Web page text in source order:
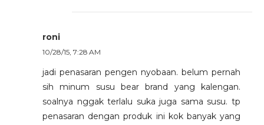
roni
10/28/15, 7:28 AM
jadi penasaran pengen nyobaan. belum pernah
sih minum susu bear brand yang kalengan.
soalnya nggak terlalu suka juga sama susu. tp
penasaran dengan produk ini kok banyak yang